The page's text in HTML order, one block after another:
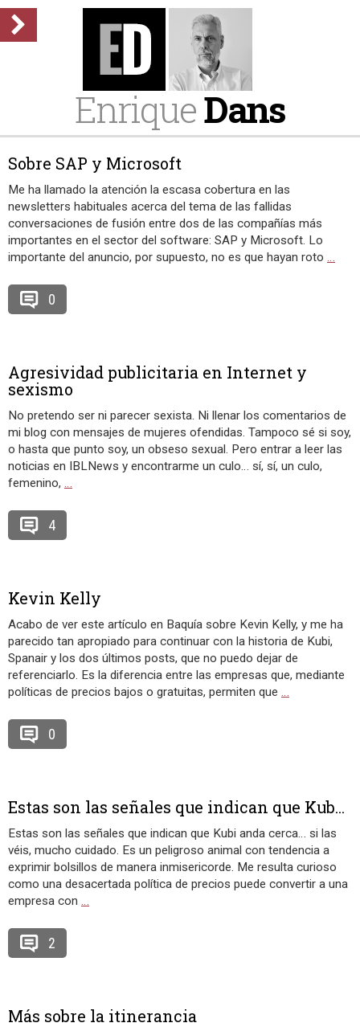
EnriqueDans
Sobre SAP y Microsoft
Me ha llamado la atención la escasa cobertura en las
newsletters habituales acerca del tema de las fallidas
conversaciones de fusión entre dos de las compañías más
importantes en el sector del software: SAP y Microsoft. Lo
importante del anuncio, por supuesto, no es que hayan roto …
0
Agresividad publicitaria en Internet y
sexismo
No pretendo ser ni parecer sexista. Ni llenar los comentarios de
mi blog con mensajes de mujeres ofendidas. Tampoco sé si soy,
o hasta que punto soy, un obseso sexual. Pero entrar a leer las
noticias en IBLNews y encontrarme un culo… sí, sí, un culo,
femenino, …
4
Kevin Kelly
Acabo de ver este artículo en Baquía sobre Kevin Kelly, y me ha
parecido tan apropiado para continuar con la historia de Kubi,
Spanair y los dos últimos posts, que no puedo dejar de
referenciarlo. Es la diferencia entre las empresas que, mediante
políticas de precios bajos o gratuitas, permiten que …
0
Estas son las señales que indican que Kub...
Estas son las señales que indican que Kubi anda cerca… si las
véis, mucho cuidado. Es un peligroso animal con tendencia a
exprimir bolsillos de manera inmisericorde. Me resulta curioso
como una desacertada política de precios puede convertir a una
empresa con …
2
Más sobre la itinerancia